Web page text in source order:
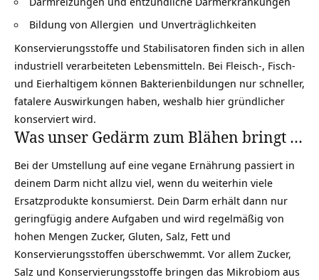
Bildung von Allergien und Unverträglichkeiten
Konservierungsstoffe und Stabilisatoren finden sich in allen
industriell verarbeiteten Lebensmitteln. Bei Fleisch-, Fisch-
und Eierhaltigem können Bakterienbildungen nur schneller,
fatalere Auswirkungen haben, weshalb hier gründlicher
konserviert wird.
Was unser Gedärm zum Blähen bringt …
Bei der Umstellung auf eine vegane Ernährung passiert in
deinem Darm nicht allzu viel, wenn du weiterhin viele
Ersatzprodukte konsumierst. Dein Darm erhält dann nur
geringfügig andere Aufgaben und wird regelmäßig von
hohen Mengen Zucker, Gluten, Salz, Fett und
Konservierungsstoffen überschwemmt. Vor allem Zucker,
Salz und Konservierungsstoffe bringen das Mikrobiom aus